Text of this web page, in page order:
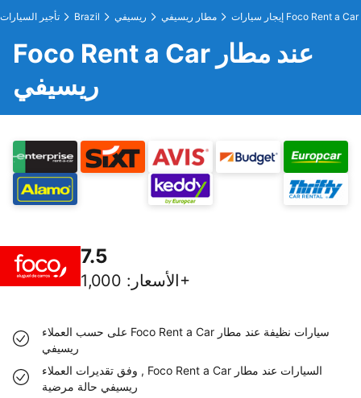
تأجير السيارات Brazil ريسيفي مطار ريسيفي إيجار سيارات Foco Rent a Car
Foco Rent a Car عند مطار
ريسيفي
7.5
الأسعار : 1,000+
على حسب العملاء Foco Rent a Car سيارات نظيفة عند مطار
ريسيفي
وفق تقديرات العملاء , Foco Rent a Car السيارات عند مطار
ريسيفي حالة مرضية